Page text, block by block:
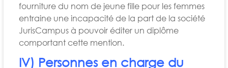
fourniture du nom de jeune fille pour les femmes
entraine une incapacité de la part de la société
JurisCampus à pouvoir éditer un diplôme
comportant cette mention.
IV) Personnes en charge du